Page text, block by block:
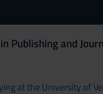
Publishing and
at the University of